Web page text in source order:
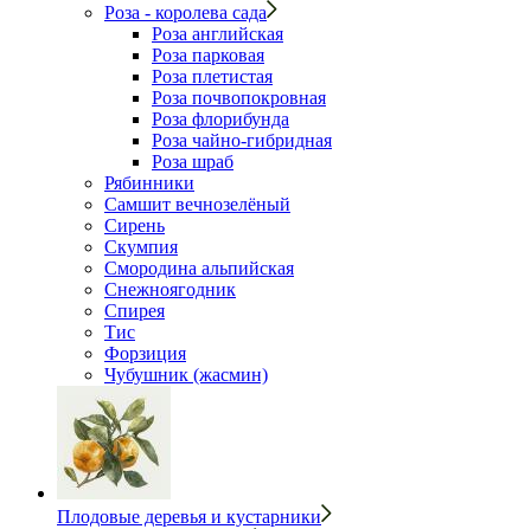
Роза - королева сада
Роза английская
Роза парковая
Роза плетистая
Роза почвопокровная
Роза флорибунда
Роза чайно-гибридная
Роза шраб
Рябинники
Самшит вечнозелёный
Сирень
Скумпия
Смородина альпийская
Снежноягодник
Спирея
Тис
Форзиция
Чубушник (жасмин)
Плодовые деревья и кустарники